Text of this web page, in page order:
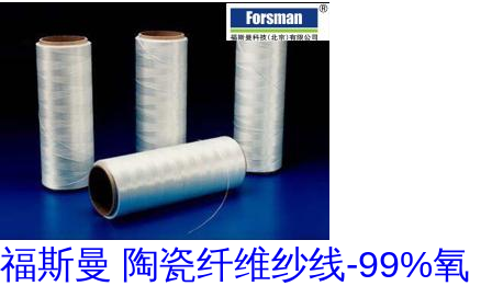
福斯曼 陶瓷纤维纱线-99%氧